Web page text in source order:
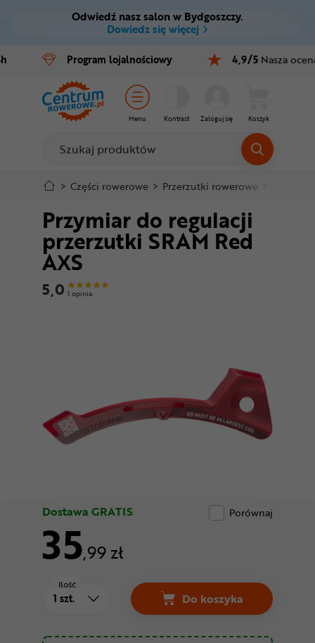
Ctrl M
Menu główne
Informacje o produkcie
Do koszyka
Szczegółowe informacje
Stopka
Odwiedź nasz salon w Bydgoszczy.
Dowiedz się więcej
Program lojalnościowy 4,9/5 Nasza
Menu Kontrast Zaloguj się Koszyk
Rowery
E-bike
Części
Akcesoria
Odzież
Kaski
Buty
Warsztat
> Części rowerowe > Przerzutki rowerowe
Przymiar do regulacji
przerzutki SRAM Red
AXS
5,0 1 opinia
Dostawa GRATIS Porównaj
35,99 zł
Ilość
Do koszyka
Przymiar do regulacji